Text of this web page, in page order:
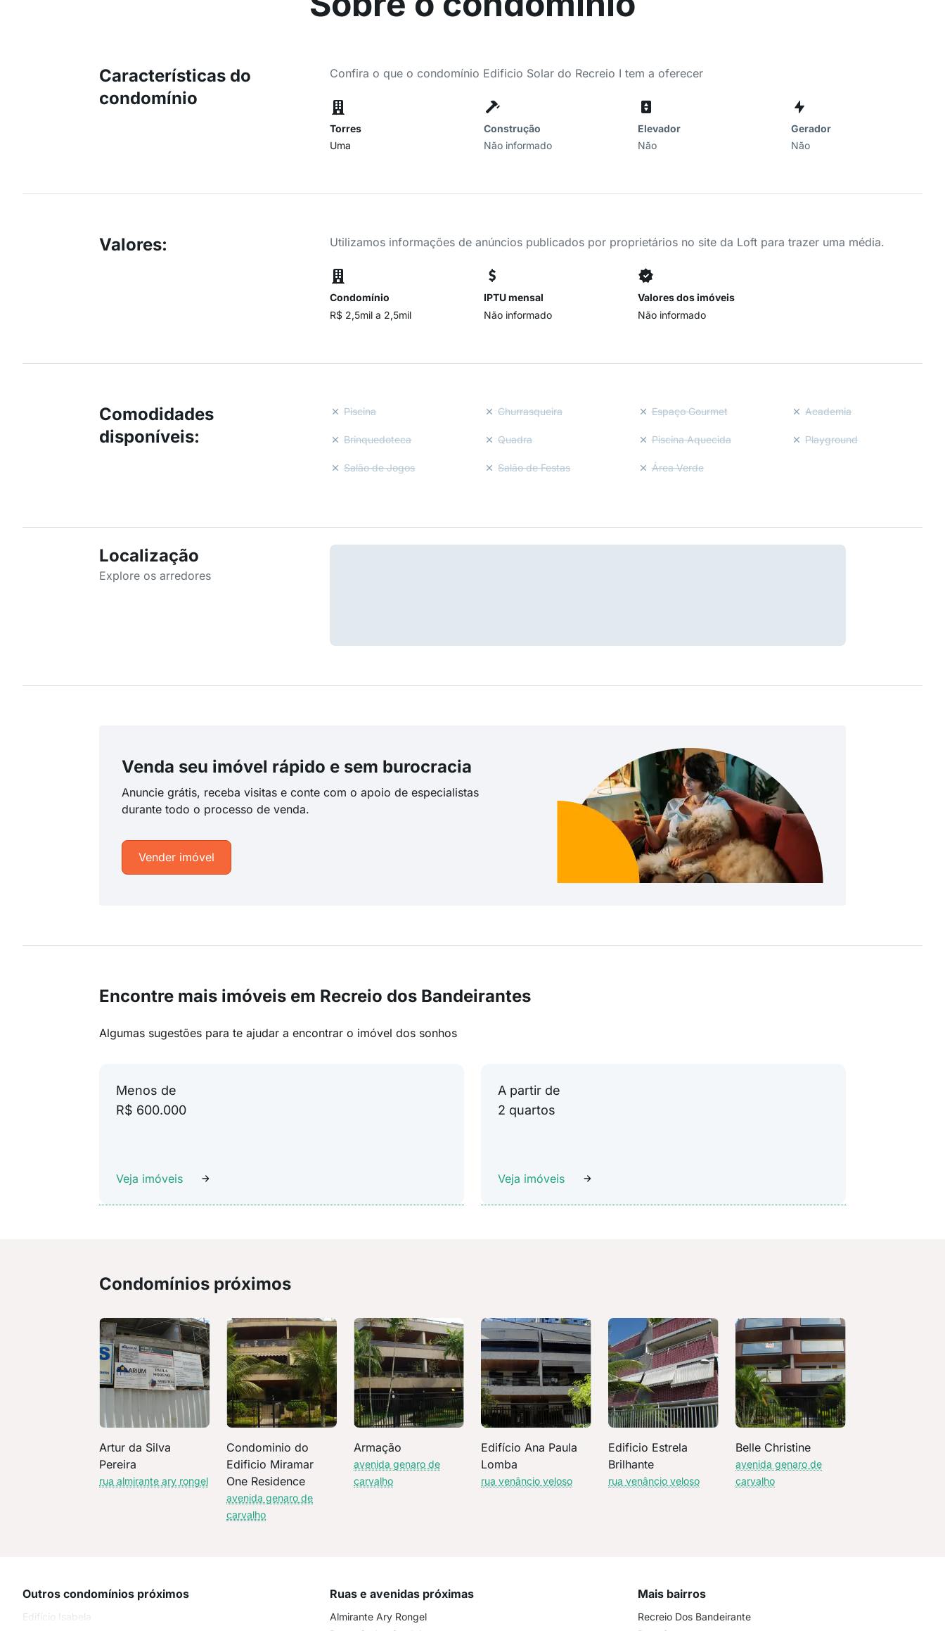
Características do
condomínio
Confira o que o condomínio Edificio Solar do Recreio I tem a oferecer
Torres
Uma
Construção
Não informado
Elevador
Não
Gerador
Não
Valores: Utilizamos informações de anúncios publicados por proprietários no site da Loft para trazer uma média.
Condomínio
R$ 2,5mil a 2,5mil
IPTU mensal
Não informado
Valores dos imóveis
Não informado
Comodidades
disponíveis:
Piscina Churrasqueira Espaço Gourmet Academia
Brinquedoteca Quadra Piscina Aquecida Playground
Salão de Jogos Salão de Festas Área Verde
Localização
Explore os arredores
Venda seu imóvel rápido e sem burocracia
Anuncie grátis, receba visitas e conte com o apoio de especialistas
durante todo o processo de venda.
Vender imóvel
Encontre mais imóveis em Recreio dos Bandeirantes
Algumas sugestões para te ajudar a encontrar o imóvel dos sonhos
Menos de
R$ 600.000
Veja imóveis
A partir de
2 quartos
Veja imóveis
Condomínios próximos
Artur da Silva
Pereira
rua almirante ary rongel
Condominio do
Edificio Miramar
One Residence
avenida genaro de
carvalho
Armação
avenida genaro de
carvalho
Edifício Ana Paula
Lomba
rua venâncio veloso
Edificio Estrela
Brilhante
rua venâncio veloso
Belle Christine
avenida genaro de
carvalho
Outros condomínios próximos
Edifício Isabela
Ruas e avenidas próximas
Almirante Ary Rongel
Mais bairros
Recreio Dos Bandeirante